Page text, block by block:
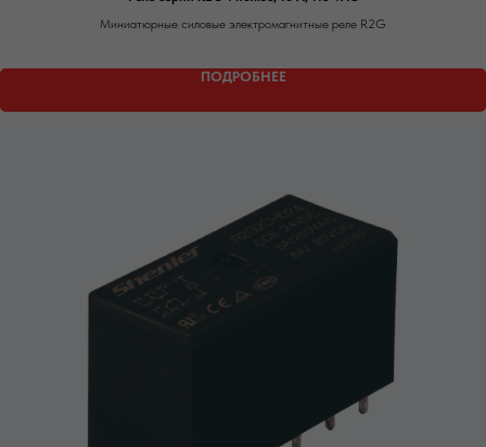
Миниатюрные силовые электромагнитные реле R2G
ПОДРОБНЕЕ